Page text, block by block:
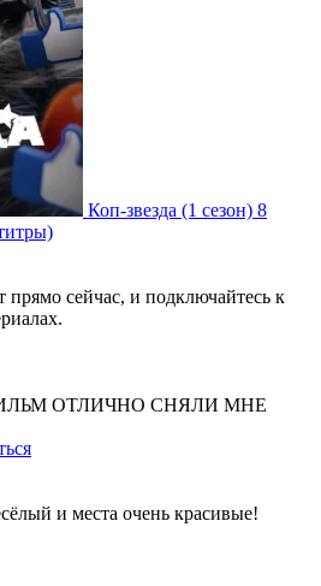
Коп-звезда (1 сезон) 8
сейчас, и подключайтесь к
ОТЛИЧНО СНЯЛИ МНЕ
и места очень красивые!